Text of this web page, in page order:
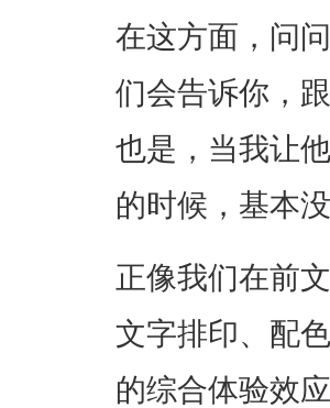
在这方面，问
们会告诉你，
也是，当我让
的时候，基本
正像我们在前
文字排印、配
的综合体验效